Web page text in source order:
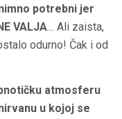
potrebni jer
VALJA… Ali zaista,
odurno! Čak i od
atmosferu
u kojoj se